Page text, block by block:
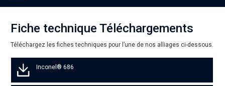
Fiche technique Téléchargements
Téléchargez les fiches techniques pour l’une de nos alliages ci-dessous.
Inconel® 686